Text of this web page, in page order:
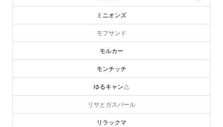
ミニオンズ
モフサンド
モルカー
モンチッチ
ゆるキャン△
リサとガスパール
リラックマ